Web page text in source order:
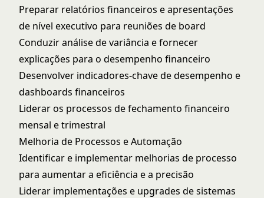
Preparar relatórios financeiros e apresentações
de nível executivo para reuniões de board
Conduzir análise de variância e fornecer
explicações para o desempenho financeiro
Desenvolver indicadores-chave de desempenho e
dashboards financeiros
Liderar os processos de fechamento financeiro
mensal e trimestral
Melhoria de Processos e Automação
Identificar e implementar melhorias de processo
para aumentar a eficiência e a precisão
Liderar implementações e upgrades de sistemas